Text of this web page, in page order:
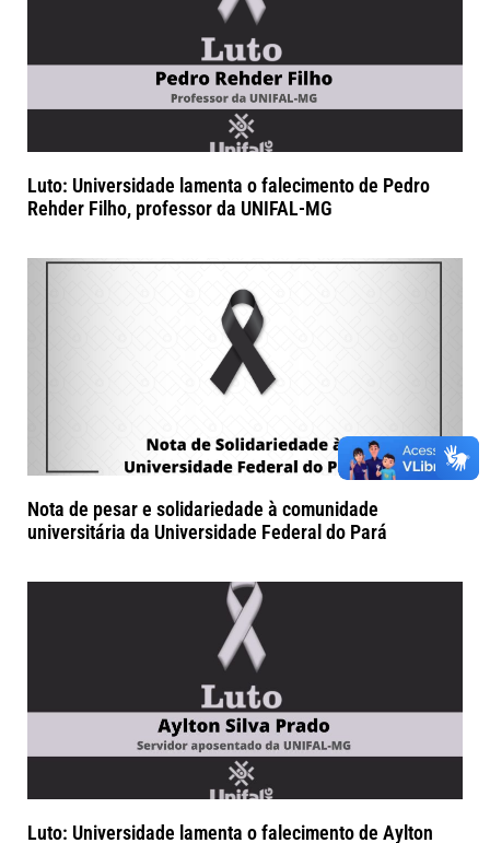
Luto: Universidade lamenta o falecimento de Pedro
Rehder Filho, professor da UNIFAL-MG
Nota de pesar e solidariedade à comunidade
universitária da Universidade Federal do Pará
Luto: Universidade lamenta o falecimento de Aylton